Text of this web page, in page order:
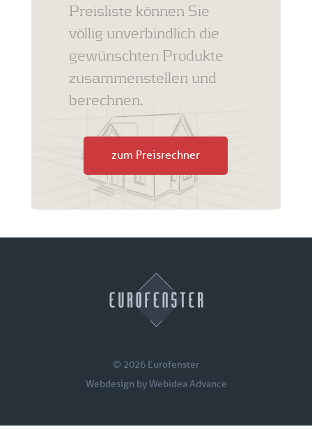
Preisliste können Sie
völlig unverbindlich die
gewünschten Produkte
zusammenstellen und
berechnen.
zum Preisrechner
© 2026 Eurofenster
Webdesign byWebidea Advance